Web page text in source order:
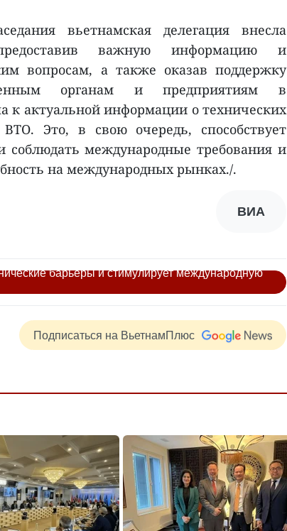
вьетнамская делегация внесла
важную информацию и
вопросам, а также оказав поддержку
органам и предприятиям в
к актуальной информации о технических
ВТО. Это, в свою очередь, способствует
международные требования и
на международных рынках./.
ВИА
барьеры и стимулирует международную
Подписаться на ВьетнамПлюс